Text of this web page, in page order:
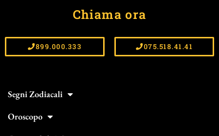
Chiama ora
899.000.333 075.518.41.41
Segni Zodiacali
Oroscopo